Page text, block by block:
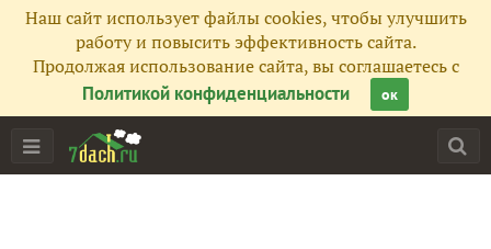
Наш сайт использует файлы cookies, чтобы улучшить
работу и повысить эффективность сайта.
Продолжая использование сайта, вы соглашаетесь с
Политикой конфиденциальности
ок